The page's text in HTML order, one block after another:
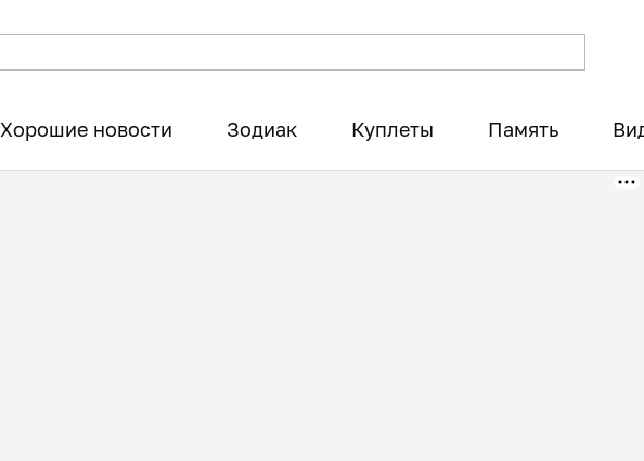
Хорошие новости Зодиак Куплеты Память